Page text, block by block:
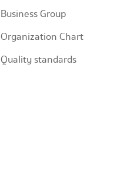
Business Group
Organization Chart
Quality standards